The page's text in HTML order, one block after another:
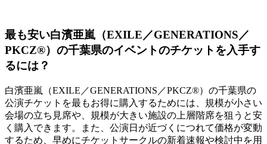
最も安い白濱亜嵐（EXILE／GENERATIONS／
PKCZ®）の千葉県のイベントのチケットを入手す
るには？
白濱亜嵐（EXILE／GENERATIONS／PKCZ®）の千葉県の
公演チケットを最もお得に購入するためには、規模が小さい
会場の立ち見席や、規模が大きい施設の上層階席を狙うと安
く購入できます。また、公演日が近づくにつれて価格が変動
するため、早めにチケットサークルの新着速報や検討中を用